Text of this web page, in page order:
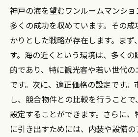
神戸の海を望むワンルームマンシ
多くの成功を収めています。その
かりとした戦略が存在します。ま
す。海の近くという環境は、多く
的であり、特に観光客や若い世代
です。次に、適正価格の設定です。
し、競合物件との比較を行うこと
設定することができます。さらに
に引き出すためには、内装や設備